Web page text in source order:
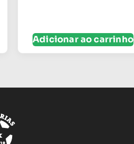
Adicionar ao carrinho